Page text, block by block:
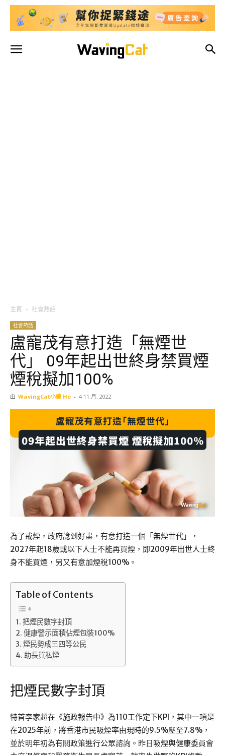
主頁 社會熱話
社會熱話
盧寵茂有意打造「無煙世
代」 09年起出世終身禁買煙
煙稅擬加100%
由 WavingCat小編 Ho - 4 11 月, 2022
為了戒煙，政府諗到好盡，有意打造一個「無煙世代」，
2027年起18歲或以下人士不能再買煙，即2009年出世人士終
身不能買煙，另又有意加煙稅100%。
Table of Contents
把煙民數字封頂
健康警示面積佔煙包裝100%
煙民勢成三四等公民
助長買私煙
把煙民數字封頂
特首李家超在《施政報告中》為110工作定下KPI，其中一項是
在2025年前，將香港市民吸煙率由現時的9.5%壓至7.8%，
並於明年初為有關政策進行公眾諮詢。昨日吸煙與健康委員會